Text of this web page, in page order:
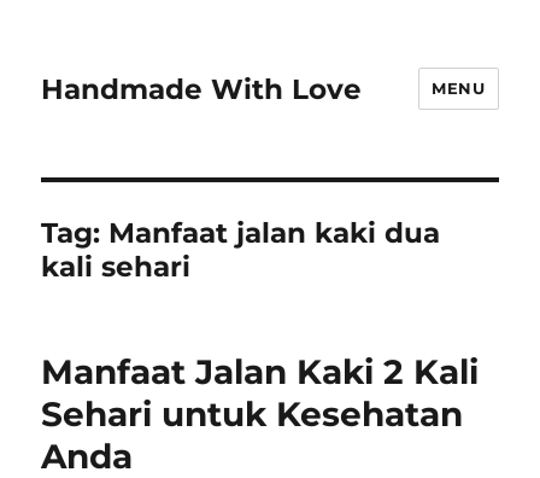
Handmade With Love MENU
Tag: Manfaat jalan kaki dua
kali sehari
Manfaat Jalan Kaki 2 Kali
Sehari untuk Kesehatan
Anda